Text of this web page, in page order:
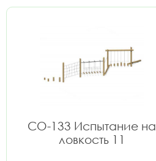
СО-133 Испытание на
ловкость 11